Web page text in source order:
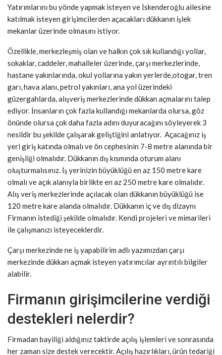
Yatırımlarını bu yönde yapmak isteyen ve İskenderoğlu ailesine
katılmak isteyen girişimcilerden açacakları dükkanın işlek
mekanlar üzerinde olmasını istiyor.
Özellikle, merkezleşmiş olan ve halkın çok sık kullandığı yollar,
sokaklar, caddeler, mahalleler üzerinde, çarşı merkezlerinde,
hastane yakınlarında, okul yollarına yakın yerlerde,otogar, tren
garı, hava alanı, petrol yakınları, ana yol üzerindeki
güzergahlarda, alışveriş merkezlerinde dükkan açmalarını talep
ediyor. İnsanların çok fazla kullandığı mekanlarda olursa, göz
önünde olursa çok daha fazla adını duyuracağını söyleyerek 3
nesildir bu şekilde çalışarak geliştiğini anlatıyor. Açacağınız iş
yeri giriş katında olmalı ve ön cephesinin 7-8 metre alanında bir
genişliği olmalıdır. Dükkanın dış kısmında oturum alanı
oluşturmalısınız. İş yerinizin büyüklüğü en az 150 metre kare
olmalı ve açık alanıyla birlikte en az 250 metre kare olmalıdır.
Alış veriş merkezlerinde açılacak olan dükkanın büyüklüğü ise
120 metre kare alanda olmalıdır. Dükkanın iç ve dış dizaynı
Firmanın istediği şekilde olmalıdır. Kendi projeleri ve mimarileri
ile çalışmanızı isteyeceklerdir.
Çarşı merkezinde ne iş yapabilirim adlı yazımızdan çarşı
merkezinde dükkan açmak isteyen yatırımcılar ayrıntılı bilgiler
alabilir.
Firmanın girişimcilerine verdiği
destekleri nelerdir?
Firmadan bayiliği aldığınız taktirde açılış işlemleri ve sonrasında
her zaman size destek verecektir. Açılış hazırlıkları, ürün tedariği